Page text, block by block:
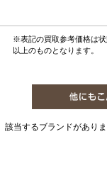
※表記の買取参考価格は
以上のものとなります。
該当するブランドがありま